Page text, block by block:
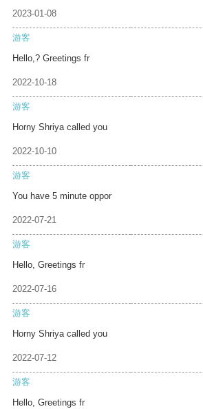
2023-01-08
游客
Hello,? Greetings fr
2022-10-18
游客
Horny Shriya called you
2022-10-10
游客
You have 5 minute oppor
2022-07-21
游客
Hello, Greetings fr
2022-07-16
游客
Horny Shriya called you
2022-07-12
游客
Hello, Greetings fr